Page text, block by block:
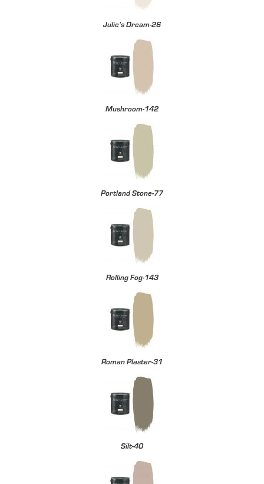
Julie’s Dream-26
Mushroom-142
Portland Stone-77
Rolling Fog-143
Roman Plaster-31
Silt-40